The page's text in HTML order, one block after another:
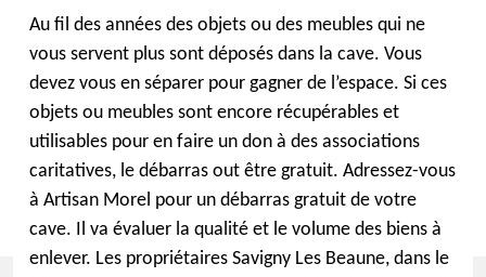
Au fil des années des objets ou des meubles qui ne
vous servent plus sont déposés dans la cave. Vous
devez vous en séparer pour gagner de l’espace. Si ces
objets ou meubles sont encore récupérables et
utilisables pour en faire un don à des associations
caritatives, le débarras out être gratuit. Adressez-vous
à Artisan Morel pour un débarras gratuit de votre
cave. Il va évaluer la qualité et le volume des biens à
enlever. Les propriétaires Savigny Les Beaune, dans le